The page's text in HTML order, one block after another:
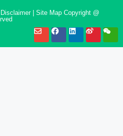
| Site Map Copyright @